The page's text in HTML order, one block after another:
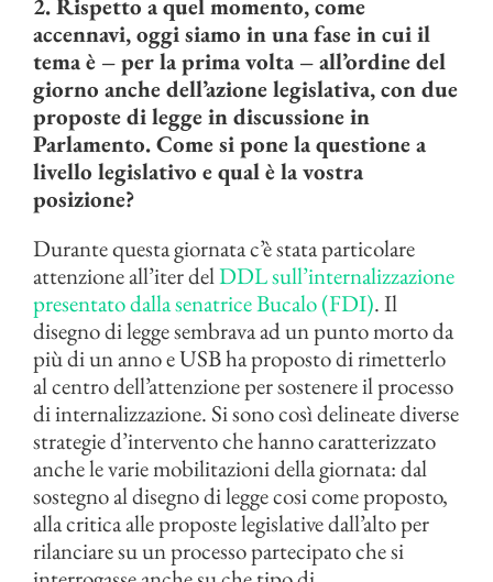
2. Rispetto a quel momento, come
accennavi, oggi siamo in una fase in cui il
tema è – per la prima volta – all’ordine del
giorno anche dell’azione legislativa, con due
proposte di legge in discussione in
Parlamento. Come si pone la questione a
livello legislativo e qual è la vostra
posizione?
Durante questa giornata c’è stata particolare
attenzione all’iter delDDL sull’internalizzazione
presentato dalla senatrice Bucalo (FDI). Il
disegno di legge sembrava ad un punto morto da
più di un anno e USB ha proposto di rimetterlo
al centro dell’attenzione per sostenere il processo
di internalizzazione. Si sono così delineate diverse
strategie d’intervento che hanno caratterizzato
anche le varie mobilitazioni della giornata: dal
sostegno al disegno di legge cosi come proposto,
alla critica alle proposte legislative dall’alto per
rilanciare su un processo partecipato che si